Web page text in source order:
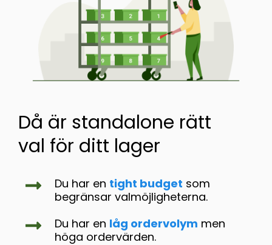
Då är standalone rätt
val för ditt lager
Du har en tight budget som
begränsar valmöjligheterna.
Du har en låg ordervolym men
höga ordervärden.